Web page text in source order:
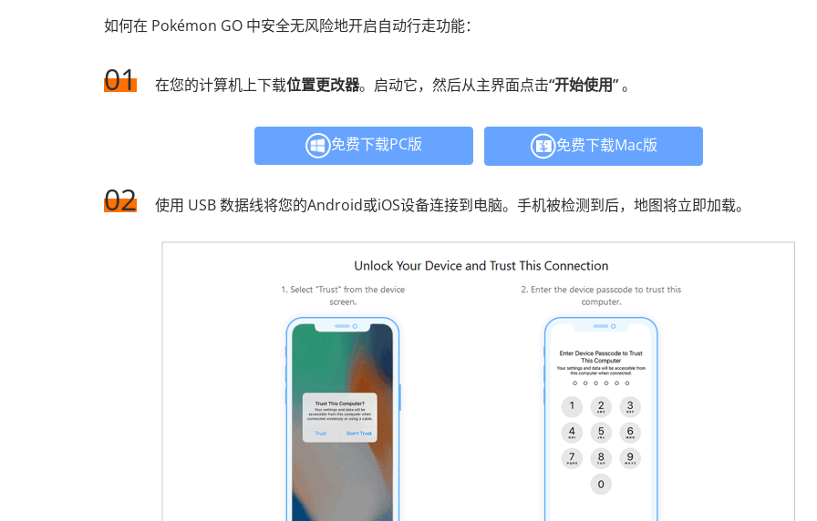
如何在 Pokémon GO 中安全无风险地开启自动行走功能：
01 在您的计算机上下载位置更改器。启动它，然后从主界面点击“开始使用”。
免费下载PC版 免费下载Mac版
02 使用 USB 数据线将您的Android或iOS设备连接到电脑。手机被检测到后，地图将立即加载。